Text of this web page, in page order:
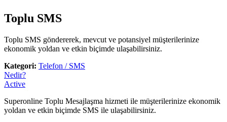
Toplu SMS
​Toplu SMS göndererek, mevcut ve potansiyel müşterilerinize
ekonomik yoldan ve etkin biçimde ulaşabilirsiniz.​​​​​
Kategori: Telefon / SMS
Nedir?
Active
Superonline Toplu Mesajlaşma hizmeti ile müşterilerinize ekonomik
yoldan ve etkin biçimde SMS ile ulaşabilirsiniz.​​​​​